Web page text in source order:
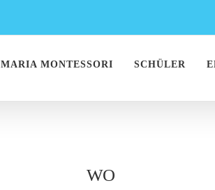
MARIA MONTESSORI SCHÜLER
WO